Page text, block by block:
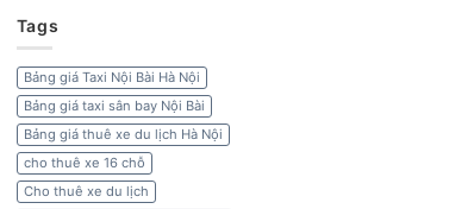
Tags
Bảng giá Taxi Nội Bài Hà Nội
Bảng giá taxi sân bay Nội Bài
Bảng giá thuê xe du lịch Hà Nội
cho thuê xe 16 chỗ
Cho thuê xe du lịch